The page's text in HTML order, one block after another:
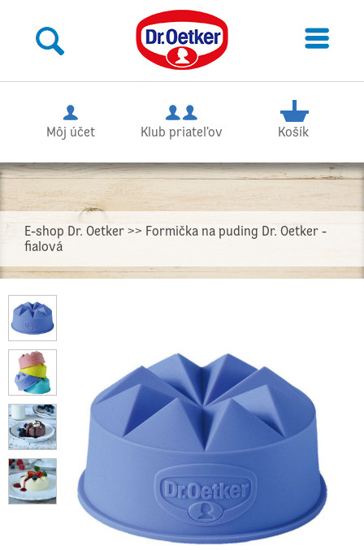
Môj účet Klub priateľov Košík
E-shop Dr. Oetker >> Formička na puding Dr. Oetker -
fialová